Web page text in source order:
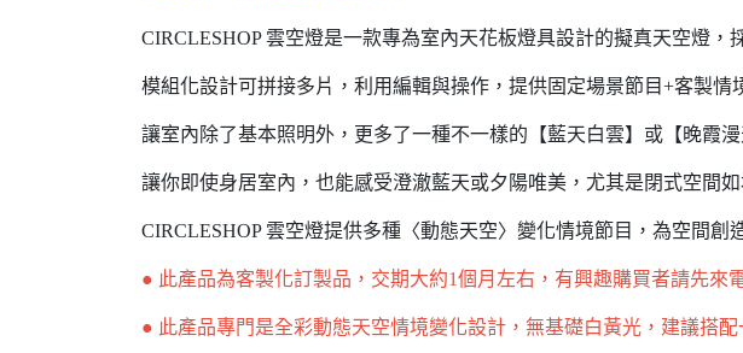
CIRCLESHOP 雲空燈是一款專為室內天花板燈具設計的擬真天空燈，
模組化設計可拼接多片，利用編輯與操作，提供固定場景節目+客製
讓室內除了基本照明外，更多了一種不一樣的【藍天白雲】或【晚霞
讓你即使身居室內，也能感受澄澈藍天或夕陽唯美，尤其是閉式空間
CIRCLESHOP 雲空燈提供多種〈動態天空〉變化情境節目，為空間創
● 此產品為客製化訂製品，交期大約1個月左右，有興趣購買者請先來
● 此產品專門是全彩動態天空情境變化設計，無基礎白黃光，建議搭